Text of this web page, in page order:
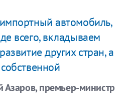
автомобиль,
всего, вкладываем
других стран, а
Азаров, премьер-министр